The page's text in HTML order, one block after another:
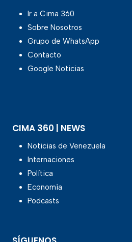
Ir a Cima 360
Sobre Nosotros
Grupo de WhatsApp
Contacto
Google Noticias
CIMA 360 | NEWS
Noticias de Venezuela
Internaciones
Política
Economía
Podcasts